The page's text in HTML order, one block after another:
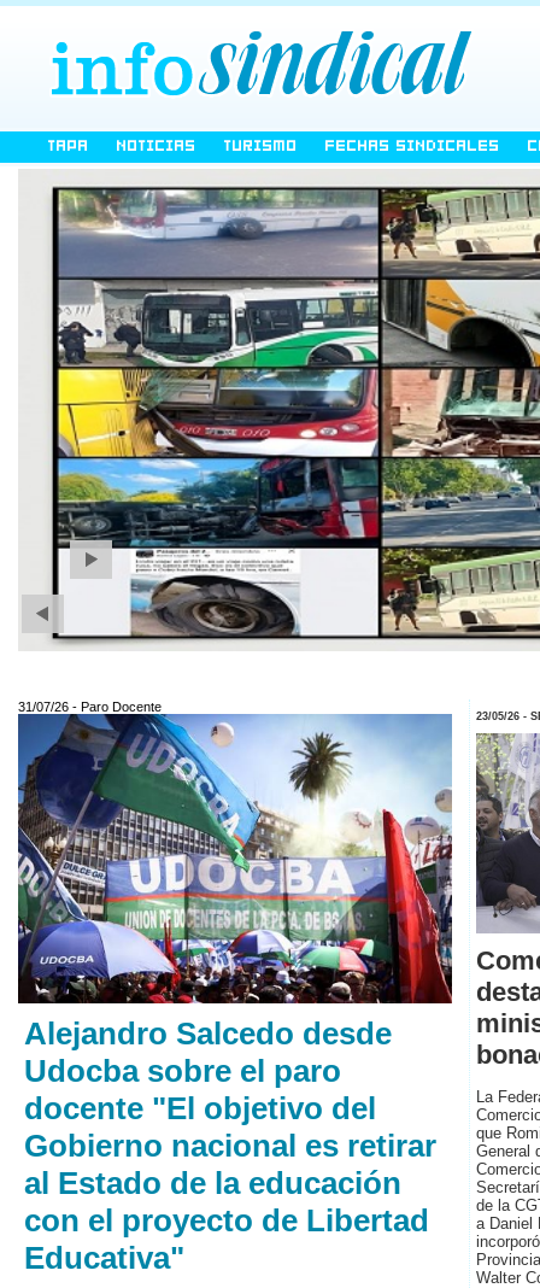
TAPA NOTICIAS TURISMO FECHAS SINDICALES
31/07/26 - Paro Docente
Alejandro Salcedo desde
Udocba sobre el paro
docente "El objetivo del
Gobierno nacional es retirar
al Estado de la educación
con el proyecto de Libertad
Educativa"
23/05/26 -
La
que
General
de la
a Daniel
Walter